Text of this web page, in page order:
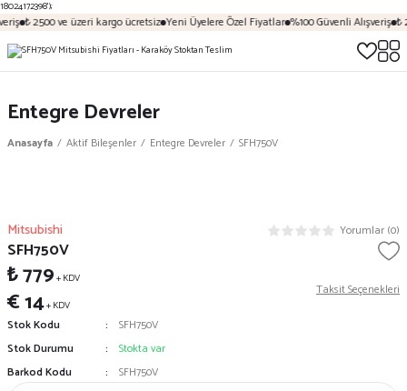
18024172398');
₺ 2500 ve üzeri kargo ücretsiz Yeni Üyelere Özel Fiyatlar %100 Güvenli Alışveriş ₺
Entegre Devreler
Anasayfa Aktif Bileşenler Entegre Devreler SFH750V
Mitsubishi Yorumlar (0)
SFH750V
₺ 779+ KDV
€ 14+ KDV
Taksit Seçenekleri
Stok Kodu
SFH750V
Stok Durumu
Stokta var
Barkod Kodu
SFH750V